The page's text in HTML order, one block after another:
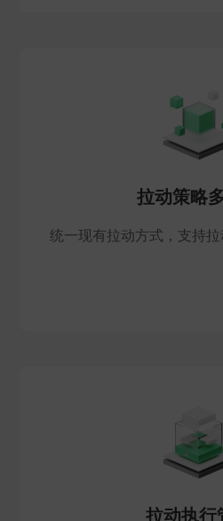
拉动策略
统一现有拉动方式，支持拉
拉动执行